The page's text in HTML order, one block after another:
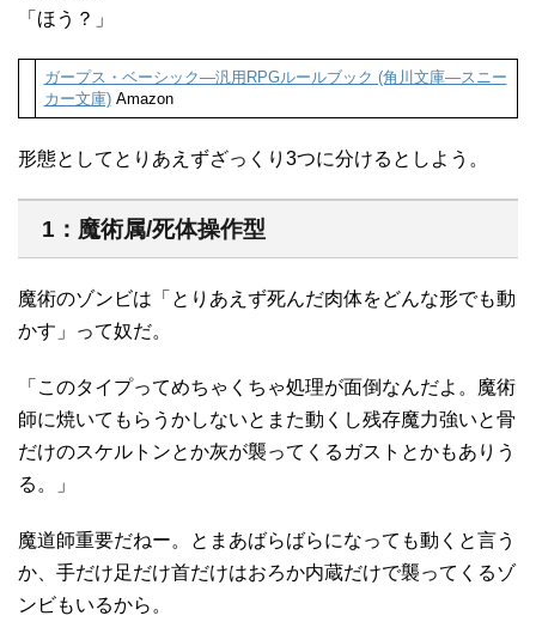
「ほう？」
ガープス・ベーシック―汎用RPGルールブック (角川文庫―スニー
カー文庫)Amazon
形態としてとりあえずざっくり3つに分けるとしよう。
1：魔術属/死体操作型
魔術のゾンビは「とりあえず死んだ肉体をどんな形でも動
かす」って奴だ。
「このタイプってめちゃくちゃ処理が面倒なんだよ。魔術
師に焼いてもらうかしないとまた動くし残存魔力強いと骨
だけのスケルトンとか灰が襲ってくるガストとかもありう
る。」
魔道師重要だねー。とまあばらばらになっても動くと言う
か、手だけ足だけ首だけはおろか内蔵だけで襲ってくるゾ
ンビもいるから。